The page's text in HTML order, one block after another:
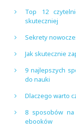
Top 12
skuteczniej
Sekrety
Jak skutecznie
9 najlepszych
do nauki
Dlaczego warto
8 sposobów na
ebooków